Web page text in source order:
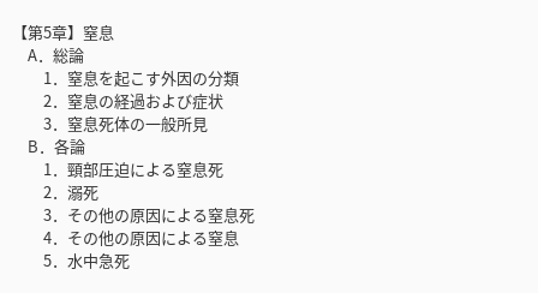
【第5章】窒息
A．総論
1．窒息を起こす外因の分類
2．窒息の経過および症状
3．窒息死体の一般所見
B．各論
1．頸部圧迫による窒息死
2．溺死
3．その他の原因による窒息死
4．その他の原因による窒息
5．水中急死